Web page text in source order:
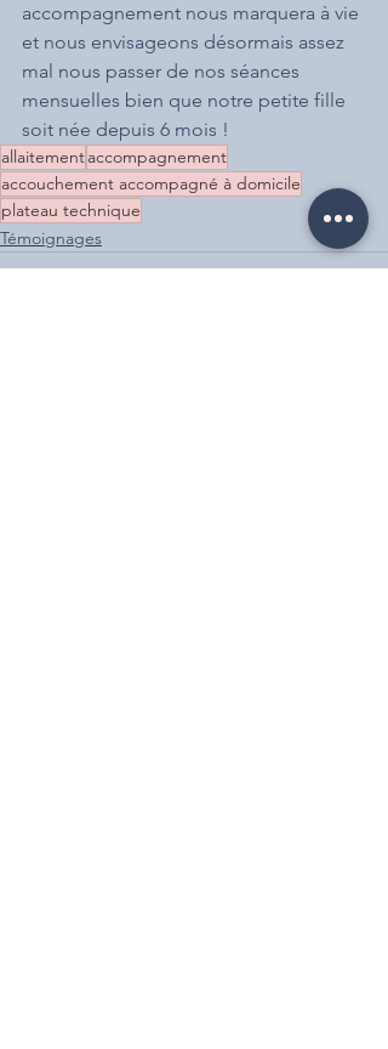
accompagnement nous marquera à vie
et nous envisageons désormais assez
mal nous passer de nos séances
mensuelles bien que notre petite fille
soit née depuis 6 mois !
allaitementaccompagnement
accouchement accompagné à domicile
plateau technique
Témoignages